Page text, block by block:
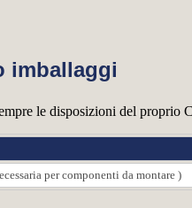
imballaggi
le disposizioni del proprio
per componenti da montare )